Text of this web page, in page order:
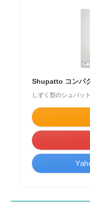
Shupatto コンパ
しずく型のシュパッ